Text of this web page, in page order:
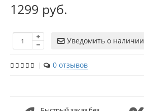
1299 руб.
Уведомить о наличии
0 отзывов